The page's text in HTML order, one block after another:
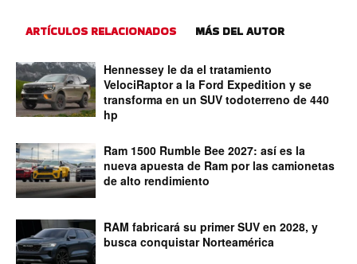
ARTÍCULOS RELACIONADOS MÁS DEL AUTOR
Hennessey le da el tratamiento
VelociRaptor a la Ford Expedition y se
transforma en un SUV todoterreno de 440
hp
Ram 1500 Rumble Bee 2027: así es la
nueva apuesta de Ram por las camionetas
de alto rendimiento
RAM fabricará su primer SUV en 2028, y
busca conquistar Norteamérica